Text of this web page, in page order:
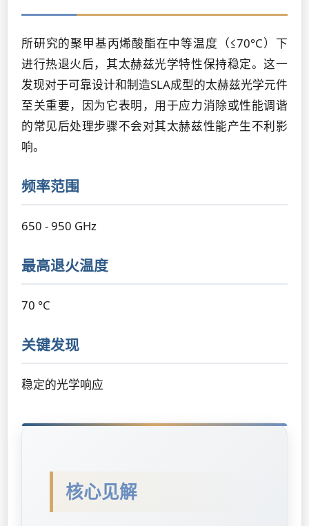
所研究的聚甲基丙烯酸酯在中等温度（≤70°C）下
进行热退火后，其太赫兹光学特性保持稳定。这一
发现对于可靠设计和制造SLA成型的太赫兹光学元件
至关重要，因为它表明，用于应力消除或性能调谐
的常见后处理步骤不会对其太赫兹性能产生不利影
响。
频率范围
650 - 950 GHz
最高退火温度
70 °C
关键发现
稳定的光学响应
核心见解